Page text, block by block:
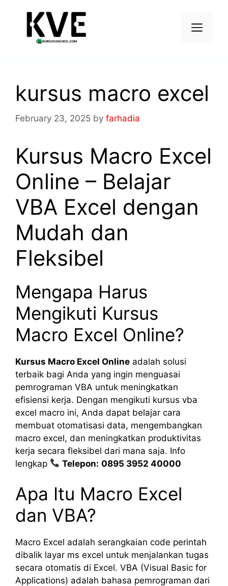
kursus macro excel
February 23, 2025 by farhadia
Kursus Macro Excel
Online – Belajar
VBA Excel dengan
Mudah dan
Fleksibel
Mengapa Harus
Mengikuti Kursus
Macro Excel Online?
Kursus Macro Excel Online adalah solusi
terbaik bagi Anda yang ingin menguasai
pemrograman VBA untuk meningkatkan
efisiensi kerja. Dengan mengikuti kursus vba
excel macro ini, Anda dapat belajar cara
membuat otomatisasi data, mengembangkan
macro excel, dan meningkatkan produktivitas
kerja secara fleksibel dari mana saja. Info
lengkap
Telepon: 0895 3952 40000
Apa Itu Macro Excel
dan VBA?
Macro Excel adalah serangkaian code perintah
dibalik layar ms excel untuk menjalankan tugas
secara otomatis di Excel. VBA (Visual Basic for
Applications) adalah bahasa pemrograman dari